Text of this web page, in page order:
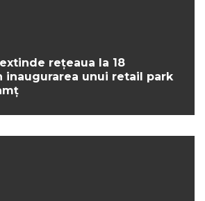
rețeaua la 18
inaugurarea unui retail park